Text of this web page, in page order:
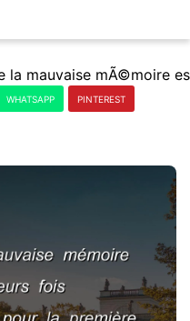
WHATSAPP PINTEREST